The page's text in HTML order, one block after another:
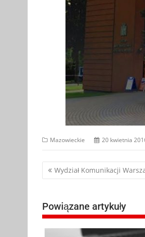
Mazowieckie 20 kwietnia
Nawigacja
Wydział Komunikacji
Powiązane artykuły